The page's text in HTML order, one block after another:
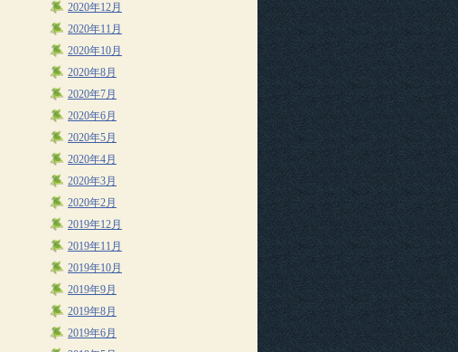
2020年12月
2020年11月
2020年10月
2020年8月
2020年7月
2020年6月
2020年5月
2020年4月
2020年3月
2020年2月
2019年12月
2019年11月
2019年10月
2019年9月
2019年8月
2019年6月